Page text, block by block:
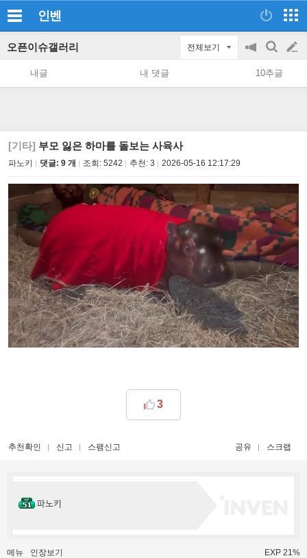
인벤
오픈이슈갤러리 전체보기
공
지
on/off
검
색
글
쓰
내글 내 댓글 10추글
[기타] 부모 잃은 하마를 돌보는 사육사
파노키 댓글: 9 개 조회: 5242 추천: 3 2026-05-16 12:17:29
3
추천확인 신고 스팸신고 공유 스크랩
파노키
메뉴 인장보기 EXP 21%